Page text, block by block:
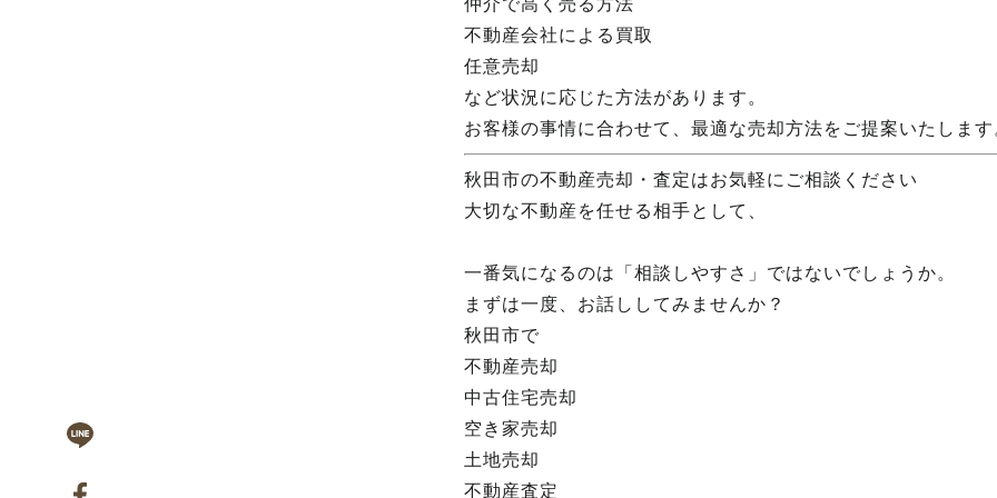
仲介で高く売る方法
不動産会社による買取
任意売却
など状況に応じた方法があります。
お客様の事情に合わせて、最適な売却方法をご提案いたします
秋田市の不動産売却・査定はお気軽にご相談ください
大切な不動産を任せる相手として、
一番気になるのは「相談しやすさ」ではないでしょうか。
まずは一度、お話ししてみませんか？
秋田市で
不動産売却
中古住宅売却
空き家売却
土地売却
不動産査定